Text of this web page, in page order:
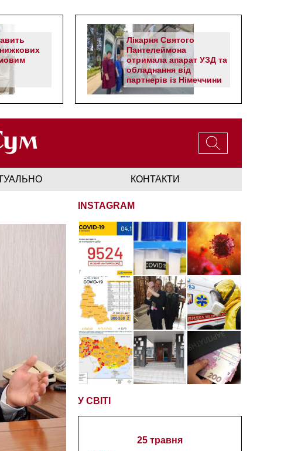
Лікарня Святого
Пантелеймона
отримала апарат УЗД та
обладнання від
партнерів із Німеччини
КОНТАКТИ
INSTAGRAM
У СВІТІ
25 травня